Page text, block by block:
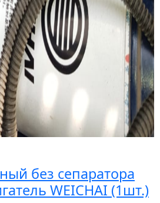
без сепаратора
WEICHAI (1шт.)